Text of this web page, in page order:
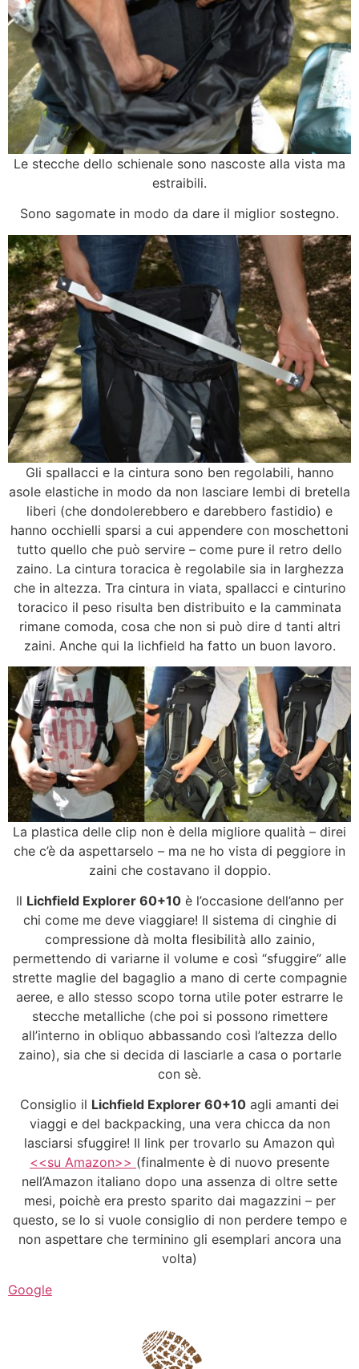
Le stecche dello schienale sono nascoste alla vista ma
estraibili.
Sono sagomate in modo da dare il miglior sostegno.
Gli spallacci e la cintura sono ben regolabili, hanno
asole elastiche in modo da non lasciare lembi di bretella
liberi (che dondolerebbero e darebbero fastidio) e
hanno occhielli sparsi a cui appendere con moschettoni
tutto quello che può servire – come pure il retro dello
zaino. La cintura toracica è regolabile sia in larghezza
che in altezza. Tra cintura in viata, spallacci e cinturino
toracico il peso risulta ben distribuito e la camminata
rimane comoda, cosa che non si può dire d tanti altri
zaini. Anche qui la lichfield ha fatto un buon lavoro.
La plastica delle clip non è della migliore qualità – direi
che c’è da aspettarselo – ma ne ho vista di peggiore in
zaini che costavano il doppio.
Il Lichfield Explorer 60+10è l’occasione dell’anno per
chi come me deve viaggiare! Il sistema di cinghie di
compressione dà molta flesibilità allo zainio,
permettendo di variarne il volume e così “sfuggire” alle
strette maglie del bagaglio a mano di certe compagnie
aeree, e allo stesso scopo torna utile poter estrarre le
stecche metalliche (che poi si possono rimettere
all’interno in obliquo abbassando così l’altezza dello
zaino), sia che si decida di lasciarle a casa o portarle
con sè.
Consiglio il Lichfield Explorer 60+10 agli amanti dei
viaggi e del backpacking, una vera chicca da non
lasciarsi sfuggire! Il link per trovarlo su Amazon quì
<<su Amazon>> (finalmente è di nuovo presente
nell’Amazon italiano dopo una assenza di oltre sette
mesi, poichè era presto sparito dai magazzini – per
questo, se lo si vuole consiglio di non perdere tempo e
non aspettare che terminino gli esemplari ancora una
volta)
Google